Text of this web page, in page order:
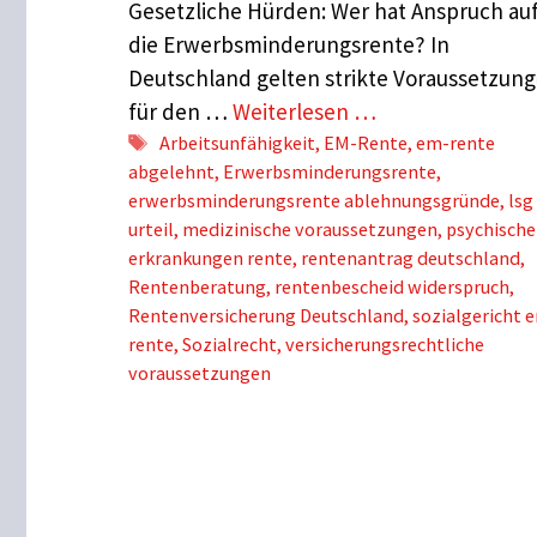
Gesetzliche Hürden: Wer hat Anspruch
die Erwerbsminderungsrente? In
Deutschland gelten strikte
für den … Weiterlesen …
Schlagwörter
Arbeitsunfähigkeit, EM-Rente, em-rente
abgelehnt, Erwerbsminderungsrente,
erwerbsminderungsrente ablehnungsgründe, lsg
urteil, medizinische voraussetzungen, psychische
erkrankungen rente, rentenantrag deutschland,
Rentenberatung, rentenbescheid widerspruch,
Rentenversicherung Deutschland, sozialgericht
rente, Sozialrecht, versicherungsrechtliche
voraussetzungen